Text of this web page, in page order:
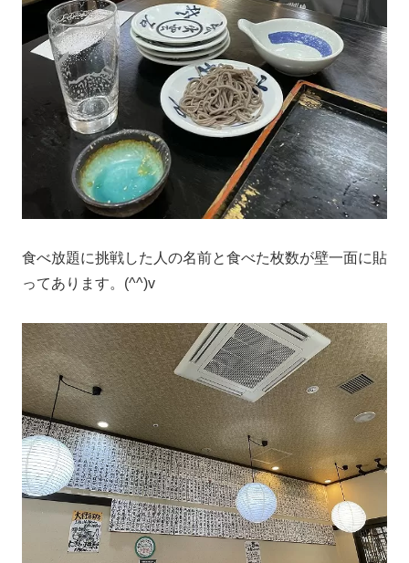
食べ放題に挑戦した人の名前と食べた枚数が壁一面に貼
ってあります。(^^)v